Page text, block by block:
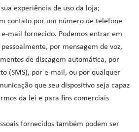
experiência de uso da loja;
contato por um número de telefone
mail fornecido. Podemos entrar em
por mensagem de voz,
de discagem automática, por
(SMS), por e-mail, ou por qualquer
que seu dispositivo seja capaz
da lei e para fins comerciais
fornecidos também podem ser